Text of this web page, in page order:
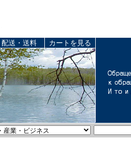
配送・送料 カートを見る